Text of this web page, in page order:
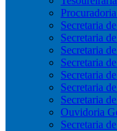
Secretaria
Secretaria
Secretaria
Secretaria
Secretaria
Secretaria
Secretaria
Ouvidoria
Secretaria